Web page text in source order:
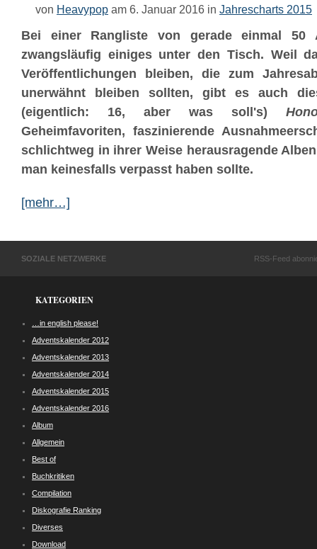
von Heavypop am 6. Januar 2016 in Jahrescharts 2015
Bei einer Rangliste von gerade einmal 50
zwangsläufig einiges unter den Tisch. Weil
Veröffentlichungen bleiben, die zum
unerwähnt bleiben sollten, gibt es auch
(eigentlich: 16, aber was soll's)
Geheimfavoriten, faszinierende
schlichtweg in ihrer Weise herausragende
man keinesfalls verpasst haben sollte.
[mehr…]
SOZIALE NETZWERKE RSS-Feed
KATEGORIEN
…in english please!
Adventskalender 2012
Adventskalender 2013
Adventskalender 2014
Adventskalender 2015
Adventskalender 2016
Album
Allgemein
Best of
Buchkritiken
Compilation
Diskografie Ranking
Diverses
Download